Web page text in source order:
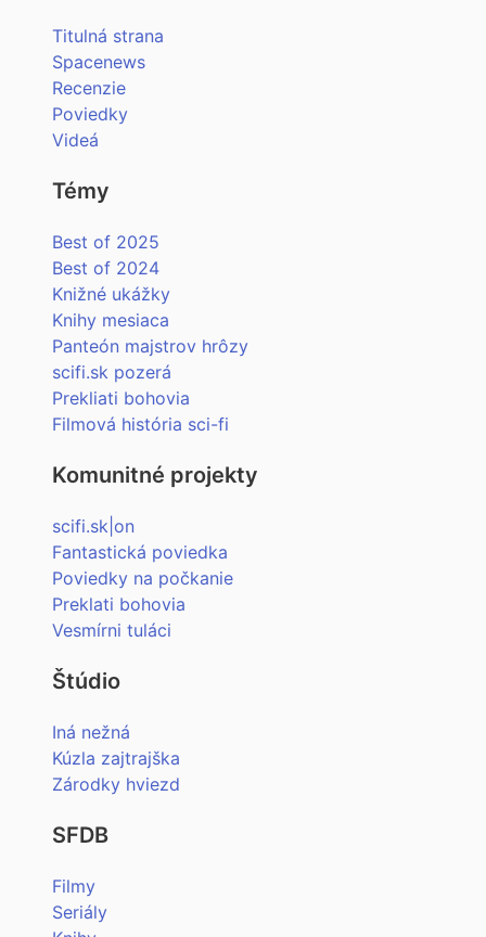
Titulná strana
Spacenews
Recenzie
Poviedky
Videá
Témy
Best of 2025
Best of 2024
Knižné ukážky
Knihy mesiaca
Panteón majstrov hrôzy
scifi.sk pozerá
Prekliati bohovia
Filmová história sci-fi
Komunitné projekty
scifi.sk|on
Fantastická poviedka
Poviedky na počkanie
Preklati bohovia
Vesmírni tuláci
Štúdio
Iná nežná
Kúzla zajtrajška
Zárodky hviezd
SFDB
Filmy
Seriály